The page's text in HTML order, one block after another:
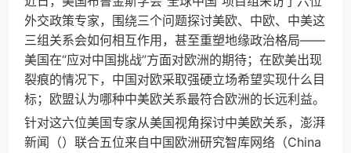
外交政策专家，围绕三个问题探讨美欧、中欧、中美这
三组关系会如何相互作用，甚至重塑地缘政治格局——
美国在“应对中国挑战”方面对欧洲的期待；在欧美出现
裂痕的情况下，中国对欧采取强硬立场希望实现什么目
标；欧盟认为哪种中美欧关系最符合欧洲的长远利益。
针对这六位美国专家从美国视角探讨中美欧关系，澎湃
新闻（）联合五位来自中国欧洲研究智库网络（China